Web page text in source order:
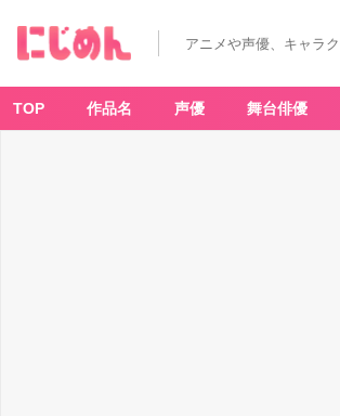
アニメや声優、キャラ
TOP 作品名 声優 舞台俳優